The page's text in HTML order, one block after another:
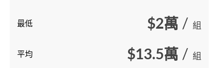
最低 $2萬 / 組
平均 $13.5萬 / 組